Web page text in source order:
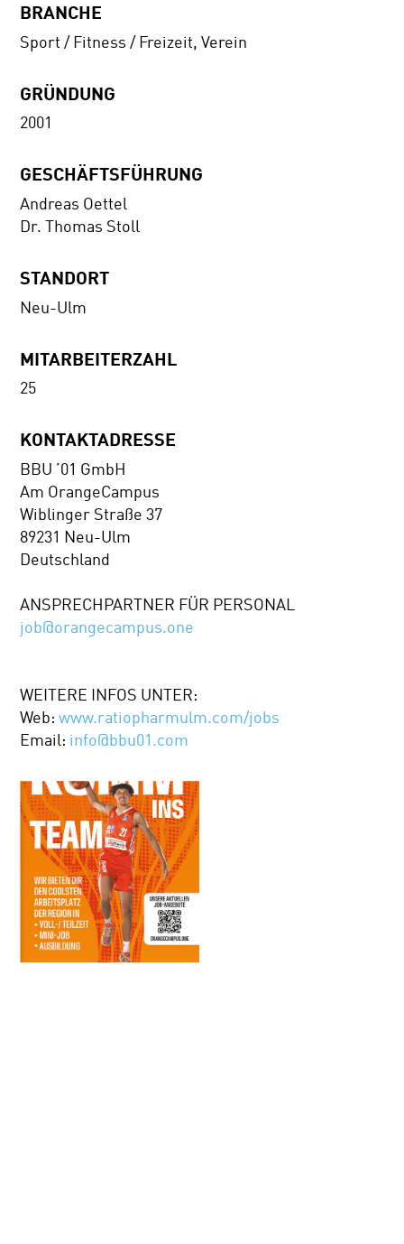
BRANCHE
Sport / Fitness / Freizeit, Verein
GRÜNDUNG
2001
GESCHÄFTSFÜHRUNG
Andreas Oettel
Dr. Thomas Stoll
STANDORT
Neu-Ulm
MITARBEITERZAHL
25
KONTAKTADRESSE
BBU ’01 GmbH
Am OrangeCampus
Wiblinger Straße 37
89231 Neu-Ulm
Deutschland
ANSPRECHPARTNER FÜR PERSONAL
job@orangecampus.one
WEITERE INFOS UNTER:
Web:www.ratiopharmulm.com/jobs
Email: info@bbu01.com